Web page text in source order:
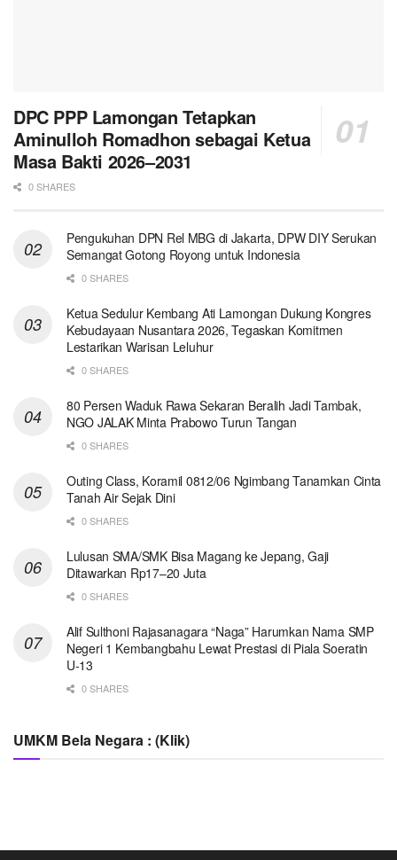
DPC PPP Lamongan Tetapkan
Aminulloh Romadhon sebagai Ketua
Masa Bakti 2026–2031
0 SHARES
Pengukuhan DPN Rel MBG di Jakarta, DPW DIY Serukan
Semangat Gotong Royong untuk Indonesia
0 SHARES
Ketua Sedulur Kembang Ati Lamongan Dukung Kongres
Kebudayaan Nusantara 2026, Tegaskan Komitmen
Lestarikan Warisan Leluhur
0 SHARES
80 Persen Waduk Rawa Sekaran Beralih Jadi Tambak,
NGO JALAK Minta Prabowo Turun Tangan
0 SHARES
Outing Class, Koramil 0812/06 Ngimbang Tanamkan Cinta
Tanah Air Sejak Dini
0 SHARES
Lulusan SMA/SMK Bisa Magang ke Jepang, Gaji
Ditawarkan Rp17–20 Juta
0 SHARES
Alif Sulthoni Rajasanagara “Naga” Harumkan Nama SMP
Negeri 1 Kembangbahu Lewat Prestasi di Piala Soeratin
U-13
0 SHARES
UMKM Bela Negara : (Klik)